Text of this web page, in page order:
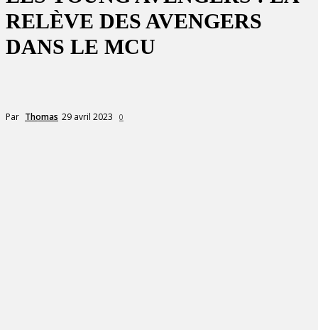
RELÈVE DES AVENGERS
DANS LE MCU
Par Thomas 29 avril 2023 0